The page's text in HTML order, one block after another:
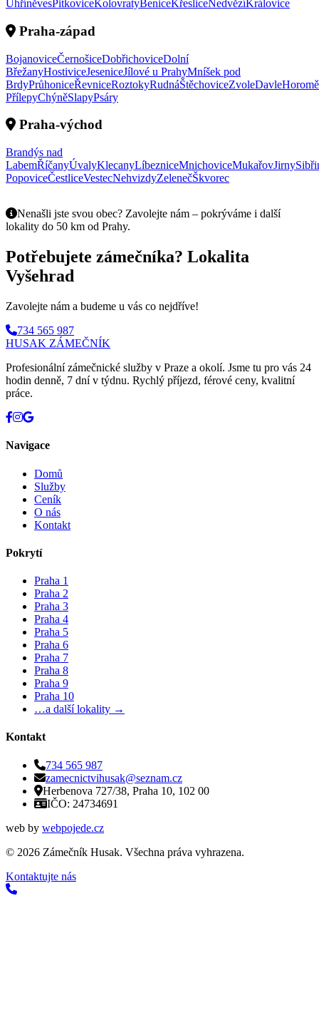
UhříněvesPitkoviceKolovratyBeniceKřesliceNedvězí Královice
Praha-západ
BojanoviceČernošiceDobřichoviceDolní
BřežanyHostiviceJeseniceJílové u PrahyMníšek pod
BrdyPrůhoniceŘevniceRoztokyRudnáŠtěchoviceZvoleDavle
PřílepyChýněSlapyPsáry
Praha-východ
Brandýs nad
LabemŘíčanyÚvalyKlecanyLíbezniceMnichoviceMukařovJirny
PopoviceČestliceVestecNehvizdyZelenečŠkvorec
Nenašli jste svou obec? Zavolejte nám – pokrýváme i další
lokality do 50 km od Prahy.
Potřebujete zámečníka? Lokalita
Vyšehrad
Zavolejte nám a budeme u vás co nejdříve!
734 565 987
HUSAK ZÁMEČNÍK
Profesionální zámečnické služby v Praze a okolí. Jsme tu pro vás 24
hodin denně, 7 dní v týdnu. Rychlý příjezd, férové ceny, kvalitní
práce.
Navigace
Domů
Služby
Ceník
O nás
Kontakt
Pokrytí
Praha 1
Praha 2
Praha 3
Praha 4
Praha 5
Praha 6
Praha 7
Praha 8
Praha 9
Praha 10
…a další lokality →
Kontakt
734 565 987
zamecnictvihusak@seznam.cz
Herbenova 727/38, Praha 10, 102 00
IČO: 24734691
web by webpojede.cz
© 2026 Zámečník Husak. Všechna práva vyhrazena.
Kontaktujte nás